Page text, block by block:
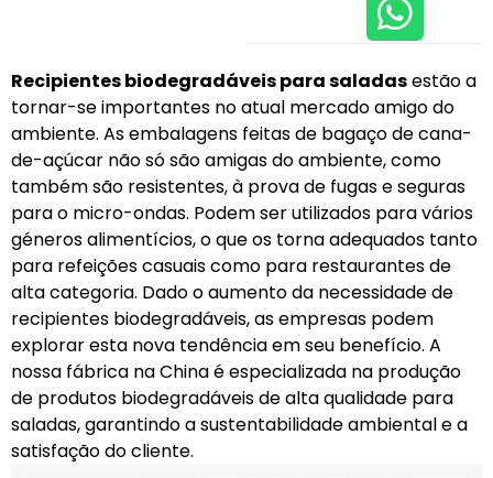
Recipientes biodegradáveis para saladasestão a
tornar-se importantes no atual mercado amigo do
ambiente. As embalagens feitas de bagaço de cana-
de-açúcar não só são amigas do ambiente, como
também são resistentes, à prova de fugas e seguras
para o micro-ondas. Podem ser utilizados para vários
géneros alimentícios, o que os torna adequados tanto
para refeições casuais como para restaurantes de
alta categoria. Dado o aumento da necessidade de
recipientes biodegradáveis, as empresas podem
explorar esta nova tendência em seu benefício. A
nossa fábrica na China é especializada na produção
de produtos biodegradáveis de alta qualidade para
saladas, garantindo a sustentabilidade ambiental e a
satisfação do cliente.